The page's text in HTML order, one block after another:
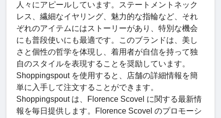
人々にアピールしています。ステートメントネック
レス、繊細なイヤリング、魅力的な指輪など、それ
ぞれのアイテムにはストーリーがあり、特別な機会
にも普段使いにも最適です。このブランドは、美し
さと個性の哲学を体現し、着用者が自信を持って独
自のスタイルを表現することを奨励しています。
Shoppingspout を使用すると、店舗の詳細情報を簡
単に入手して注文することができます。
Shoppingspout は、Florence Scovel に関する最新情
報を毎日提供します。Florence Scovel のプロモーシ